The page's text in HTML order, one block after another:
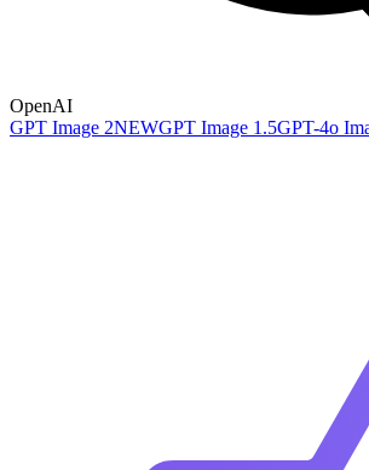
OpenAI
GPT Image 2NEWGPT Image 1.5GPT-4o